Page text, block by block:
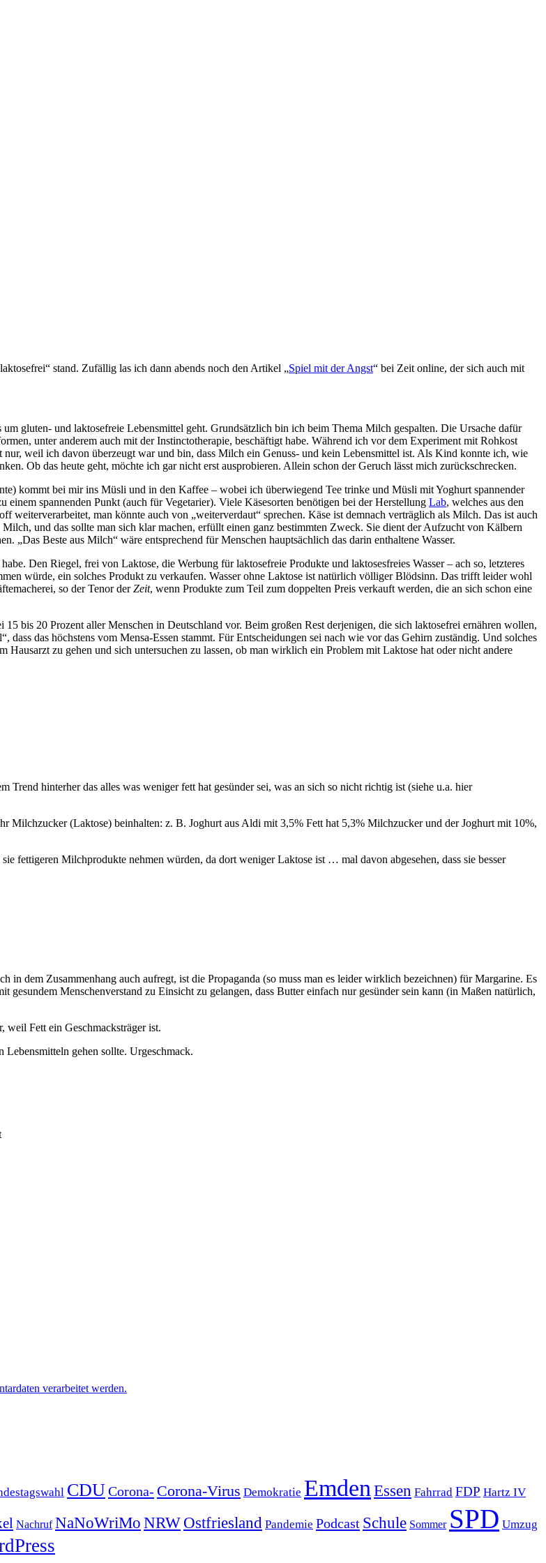
stand. Zufällig las ich dann abends noch den Artikel „Spiel mit der Angst“ bei Zeit online, der sich auch mit
gluten- und laktosefreie Lebensmittel geht. Grundsätzlich bin ich beim Thema Milch gespalten. Die Ursache dafür
unter anderem auch mit der Instinctotherapie, beschäftigt habe. Während ich vor dem Experiment mit Rohkost
weil ich davon überzeugt war und bin, dass Milch ein Genuss- und kein Lebensmittel ist. Als Kind konnte ich, wie
Ob das heute geht, möchte ich gar nicht erst ausprobieren. Allein schon der Geruch lässt mich zurückschrecken.
kommt bei mir ins Müsli und in den Kaffee – wobei ich überwiegend Tee trinke und Müsli mit Yoghurt spannender
spannenden Punkt (auch für Vegetarier). Viele Käsesorten benötigen bei der Herstellung Lab, welches aus den
man könnte auch von „weiterverdaut“ sprechen. Käse ist demnach verträglich als Milch. Das ist auch
und das sollte man sich klar machen, erfüllt einen ganz bestimmten Zweck. Sie dient der Aufzucht von Kälbern
„Das Beste aus Milch“ wäre entsprechend für Menschen hauptsächlich das darin enthaltene Wasser.
Den Riegel, frei von Laktose, die Werbung für laktosefreie Produkte und laktosesfreies Wasser – ach so, letzteres
würde, ein solches Produkt zu verkaufen. Wasser ohne Laktose ist natürlich völliger Blödsinn. Das trifft leider wohl
so der Tenor derZeit, wenn Produkte zum Teil zum doppelten Preis verkauft werden, die an sich schon eine
bis 20 Prozent aller Menschen in Deutschland vor. Beim großen Rest derjenigen, die sich laktosefrei ernähren wollen,
das höchstens vom Mensa-Essen stammt. Für Entscheidungen sei nach wie vor das Gehirn zuständig. Und solches
Hausarzt zu gehen und sich untersuchen zu lassen, ob man wirklich ein Problem mit Laktose hat oder nicht andere
hinterher das alles was weniger fett hat gesünder sei, was an sich so nicht richtig ist (siehe u.a. hier
Milchzucker (Laktose) beinhalten: z. B. Joghurt aus Aldi mit 3,5% Fett hat 5,3% Milchzucker und der Joghurt mit 10%,
fettigeren Milchprodukte nehmen würden, da dort weniger Laktose ist … mal davon abgesehen, dass sie besser
in dem Zusammenhang auch aufregt, ist die Propaganda (so muss man es leider wirklich bezeichnen) für Margarine. Es
gesundem Menschenverstand zu Einsicht zu gelangen, dass Butter einfach nur gesünder sein kann (in Maßen natürlich,
weil Fett ein Geschmacksträger ist.
gehen sollte. Urgeschmack.
verarbeitet werden.
CDUCorona- Corona-Virus Demokratie Emden Essen Fahrrad FDP Hartz IV
Nachruf NaNoWriMo NRWOstfriesland Pandemie Podcast Schule Sommer SPD Umzug